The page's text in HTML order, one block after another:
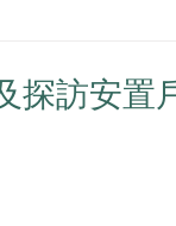
探訪安置